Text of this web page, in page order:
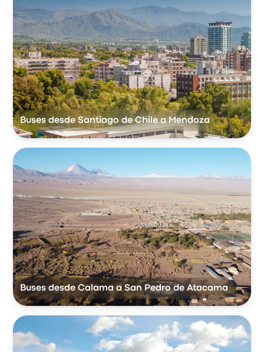
Buses desde Santiago de Chile a Mendoza
Buses desde Calama a San Pedro de Atacama